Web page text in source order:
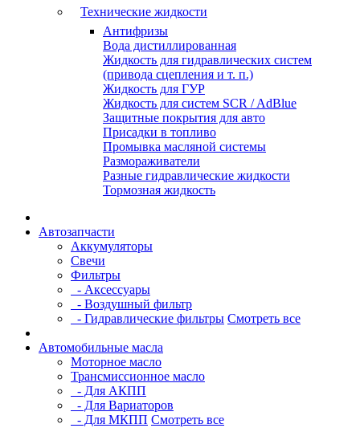
Технические жидкости
Антифризы
Вода дистиллированная
Жидкость для гидравлических систем
(привода сцепления и т. п.)
Жидкость для ГУР
Жидкость для систем SCR / AdBlue
Защитные покрытия для авто
Присадки в топливо
Промывка масляной системы
Размораживатели
Разные гидравлические жидкости
Тормозная жидкость
Автозапчасти
Аккумуляторы
Свечи
Фильтры
- Аксессуары
- Воздушный фильтр
- Гидравлические фильтры Смотреть все
Автомобильные масла
Моторное масло
Трансмиссионное масло
- Для АКПП
- Для Вариаторов
- Для МКПП Смотреть все